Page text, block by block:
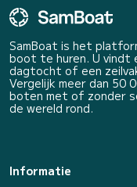
SamBoat is het
boot te huren. U
dagtocht of een
Vergelijk meer dan 50
boten met of zonder
de wereld rond.
Informatie